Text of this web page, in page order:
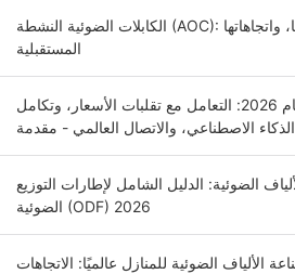
الكابلات الضوئية النشطة (AOC): تعريفها، مزاياها، تطبيقاتها، واتجاهاتها
المستقبلية
ثورة الألياف الضوئية في عام 2026: التعامل مع تقلبات الأسعار، وتكامل
الذكاء الاصطناعي، والاتصال العالمي - مقدمة
الضوئية: الدليل الشامل لإطارات التوزيع
الضوئية (ODF) 2026
الألياف الضوئية للمنازل عالميًا: الاتجاهات